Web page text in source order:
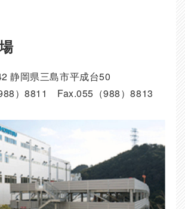
静岡県三島市平成台50
）8811 Fax.055（988）8813